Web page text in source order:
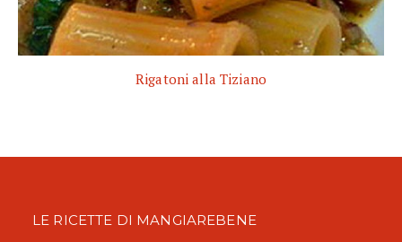
Rigatoni alla Tiziano
LE RICETTE DI MANGIAREBENE